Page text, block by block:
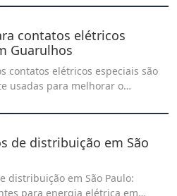
função específica.
contatos elétricos
Guarulhos
contatos elétricos especiais são
usadas para melhorar o
contatos elétricos em situações
de distribuição em São
distribuição em São Paulo:
para energia elétrica em